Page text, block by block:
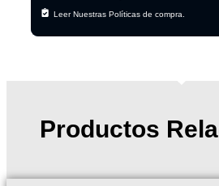
Leer Nuestras Políticas de compra.
Productos